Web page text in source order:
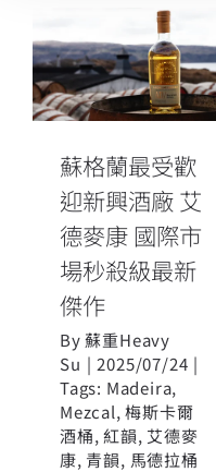
蘇格蘭最受歡
迎新興酒廠 艾
德麥康 國際市
場秒殺級最新
傑作
蘇格蘭最受歡
迎新興酒廠 艾
德麥康 國際市
場秒殺級最新
傑作
By蘇重Heavy
Su | 2025/07/24 |
Tags: Madeira,
Mezcal,梅斯卡爾
酒桶,紅韻, 艾德麥
康, 青韻, 馬德拉桶